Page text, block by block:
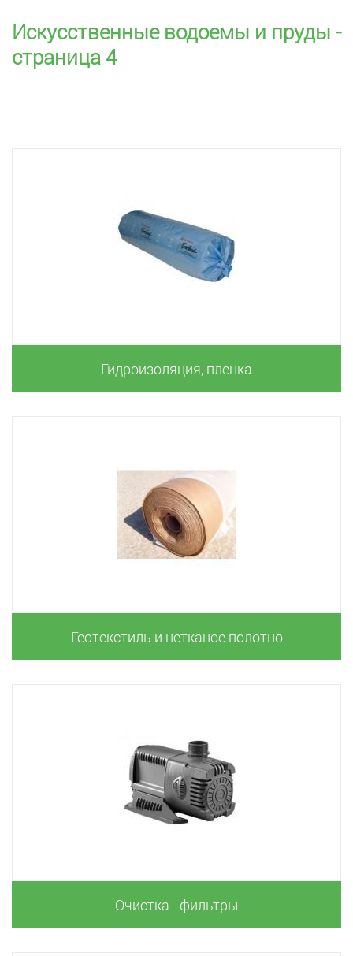
Искусственные водоемы и пруды -
страница 4
Гидроизоляция, пленка
Геотекстиль и нетканое полотно
Очистка - фильтры